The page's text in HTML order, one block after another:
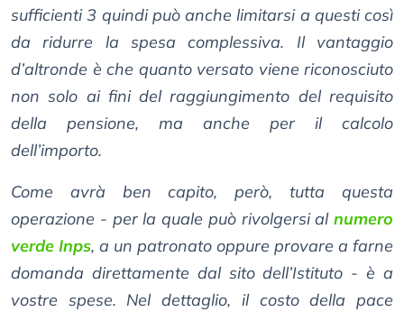
sufficienti 3 quindi può anche limitarsi a questi così
da ridurre la spesa complessiva. Il vantaggio
d’altronde è che quanto versato viene riconosciuto
non solo ai fini del raggiungimento del requisito
della pensione, ma anche per il calcolo
dell’importo.
Come avrà ben capito, però, tutta questa
operazione - per la quale può rivolgersi al numero
verde Inps, a un patronato oppure provare a farne
domanda direttamente dal sito dell’Istituto - è a
vostre spese. Nel dettaglio, il costo della pace